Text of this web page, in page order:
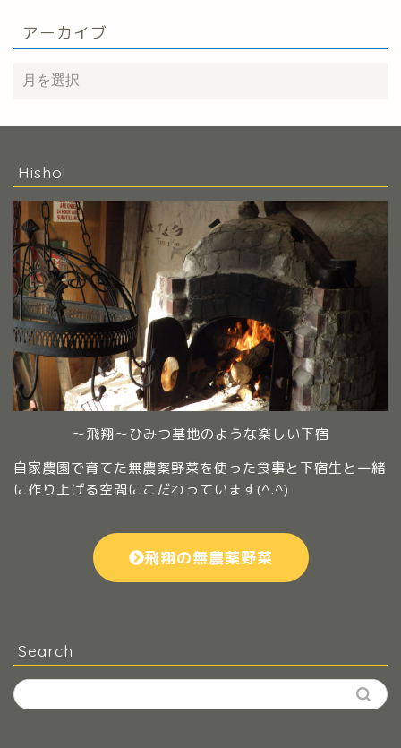
アーカイブ
Hisho!
～飛翔～ひみつ基地のような楽しい下宿
自家農園で育てた無農薬野菜を使った食事と下宿生と一緒
に作り上げる空間にこだわっています(^.^)
飛翔の無農薬野菜
Search